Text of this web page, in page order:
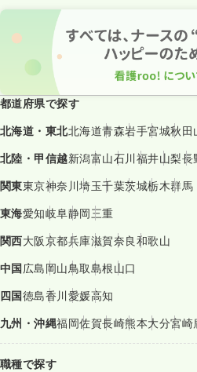
都道府県で探す
北海道・東北北海道青森岩手宮城秋田
北陸・甲信越新潟富山石川福井山梨長
関東東京神奈川埼玉千葉茨城栃木群馬
東海愛知岐阜静岡三重
関西大阪京都兵庫滋賀奈良和歌山
中国広島岡山鳥取島根山口
四国徳島香川愛媛高知
九州・沖縄福岡佐賀長崎熊本大分宮崎
職種で探す